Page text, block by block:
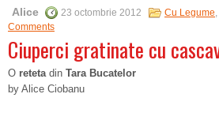
Alice 23 octombrie 2012 Cu Legume,
Comments
Ciuperci gratinate cu
O reteta din Tara Bucatelor
by Alice Ciobanu